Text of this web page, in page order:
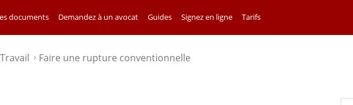
documents Demandez à un avocat Guides Signez en ligne Tarifs
Travail ⌃ Faire une rupture conventionnelle